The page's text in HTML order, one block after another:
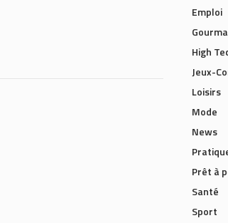
Emploi
High
Jeux-
Loisirs
Mode
News
Prêt à
Santé
Sport